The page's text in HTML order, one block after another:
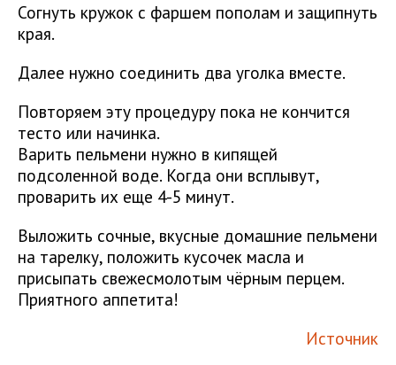
Согнуть кружок с фаршем пополам и защипнуть
края.
Далее нужно соединить два уголка вместе.
Повторяем эту процедуру пока не кончится
тесто или начинка.
Варить пельмени нужно в кипящей
подсоленной воде. Когда они всплывут,
проварить их еще 4-5 минут.
Выложить сочные, вкусные домашние пельмени
на тарелку, положить кусочек масла и
присыпать свежесмолотым чёрным перцем.
Приятного аппетита!
Источник